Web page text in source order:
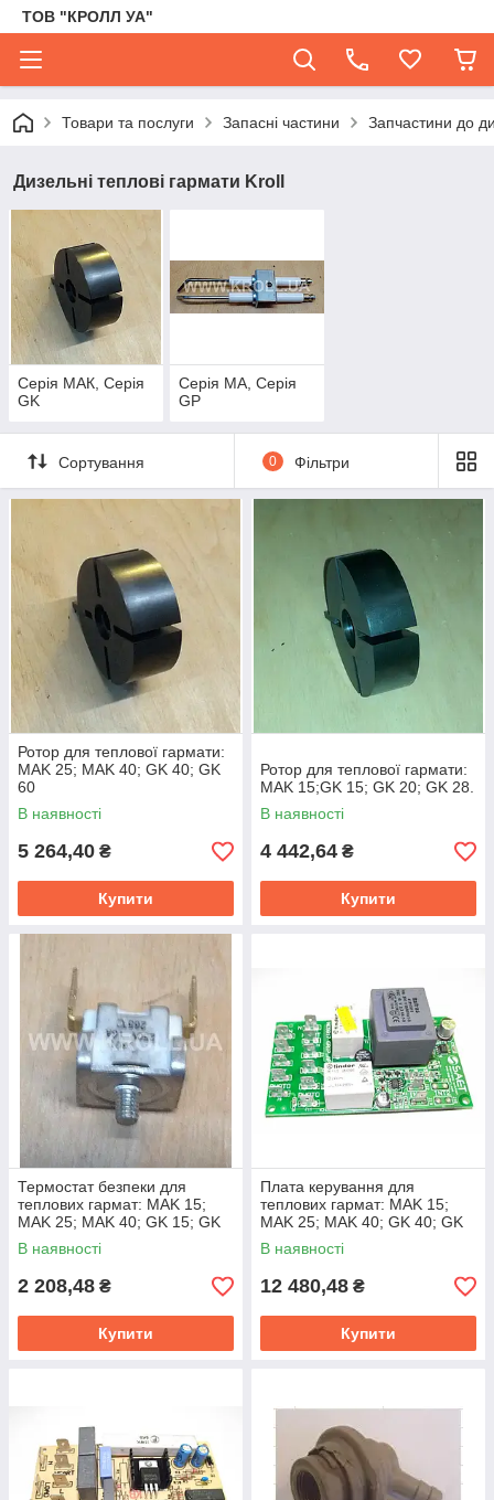
ТОВ "КРОЛЛ УА"
Товари та послуги Запасні частини Запчастини до
Дизельні теплові гармати Kroll
Серія МАК, Серія
GK
Серія MA, Серія
GP
Сортування 0 Фільтри
Ротор для теплової гармати:
MAK 25; MAK 40; GK 40; GK
60
В наявності
5 264,40 ₴
Купити
Ротор для теплової гармати:
MAK 15;GK 15; GK 20; GK 28.
В наявності
4 442,64 ₴
Купити
Термостат безпеки для
теплових гармат: MAK 15;
MAK 25; MAK 40; GK 15; GK
20; GK28; GK 40; GK 60
В наявності
2 208,48 ₴
Купити
Плата керування для
теплових гармат: MAK 15;
MAK 25; MAK 40; GK 40; GK
60
В наявності
12 480,48 ₴
Купити